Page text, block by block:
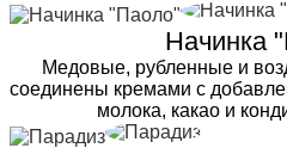
Начинка
Медовые, рубленные и
соединены кремами с
молока, какао и